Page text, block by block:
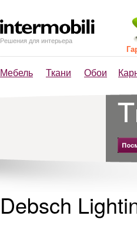
Решения для интерьера
Мебель Ткани Обои
Debsch